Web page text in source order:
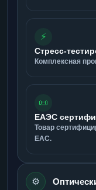
⚡
Стресс-
Комплексная
📜
ЕАЭС
Товар
ЕАС.
⚙️